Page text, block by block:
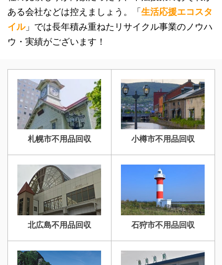
ある会社などは控えましょう。「生活応援エコスタ
イル」では長年積み重ねたリサイクル事業のノウハ
ウ・実績がございます！
札幌市不用品回収 小樽市不用品回収
北広島不用品回収 石狩市不用品回収